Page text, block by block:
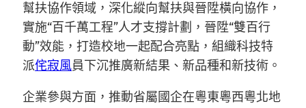
幫扶協作領域，深化縱向幫扶與晉陞橫向協作，
實施“百千萬工程”人才支撐計劃，晉陞“雙百行
動”效能，打造校地一起配合亮點，組織科技特
派侘寂風員下沉推廣新結果、新品種和新技術。
企業參與方面，推動省屬國企在粵東粵西粵北地